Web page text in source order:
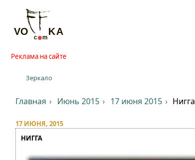
Реклама на сайте
Зеркало
Главная Июнь 2015 17 июня 2015 Нигга
17 ИЮНЯ, 2015
НИГГА